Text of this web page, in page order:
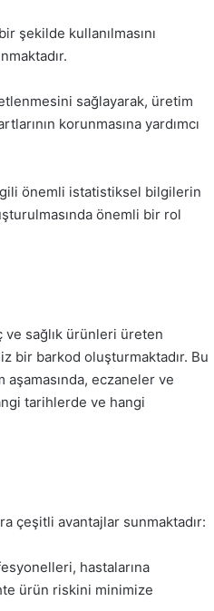
şekilde kullanılmasını
sağlayarak, üretim
korunmasına yardımcı
önemli istatistiksel bilgilerin
önemli bir rol
ve sağlık ürünleri üreten
bir barkod oluşturmaktadır. Bu
aşamasında, eczaneler ve
tarihlerde ve hangi
çeşitli avantajlar sunmaktadır:
hastalarına
ürün riskini minimize